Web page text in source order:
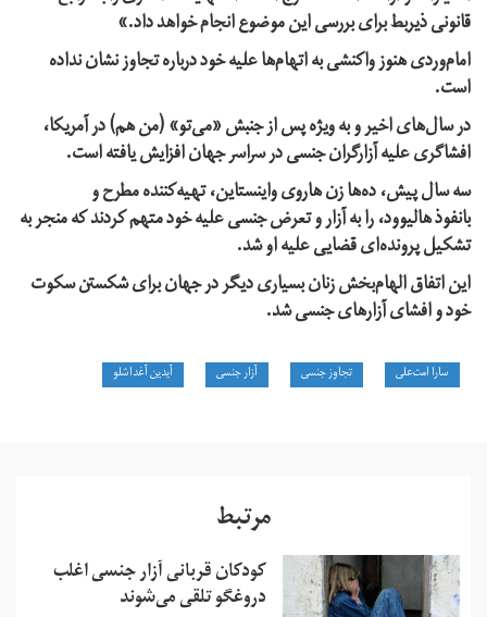
قانونی ذیربط برای بررسی این موضوع انجام خواهد داد.»
امام‌وردی هنوز واکنشی به اتهام‌ها علیه خود درباره تجاوز نشان نداده
است.
در سال‌های اخیر و به ویژه پس از جنبش «می‌تو» (من هم) در آمریکا،
افشاگری علیه آزارگران جنسی در سراسر جهان افزایش یافته است.
سه سال پیش، ده‌ها زن هاروی واینستاین، تهیه‌کننده مطرح و
بانفوذ هالیوود، را به آزار و تعرض جنسی علیه خود متهم کردند که منجر به
تشکیل پرونده‌ای قضایی علیه او شد.
این اتفاق الهام‌بخش زنان بسیاری دیگر در جهان برای شکستن سکوت
خود و افشای آزارهای جنسی شد.
سارا امت‌علی تجاوز جنسی آزار جنسی آیدین آغداشلو
مرتبط
کودکان قربانی آزار جنسی اغلب
دروغگو تلقی می‌شوند